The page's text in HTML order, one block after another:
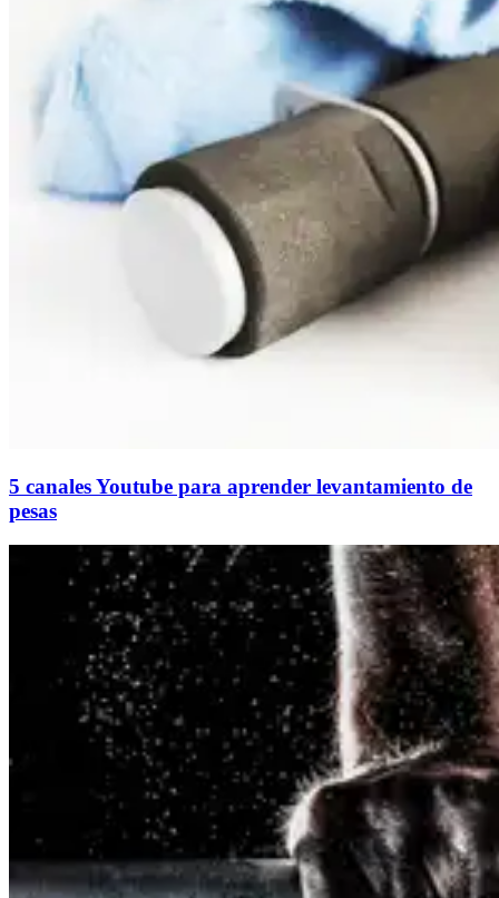
5 canales Youtube para aprender levantamiento de
pesas